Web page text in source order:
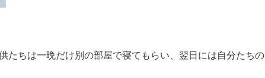
たちは一晩だけ別の部屋で寝てもらい、翌日には自分たちの